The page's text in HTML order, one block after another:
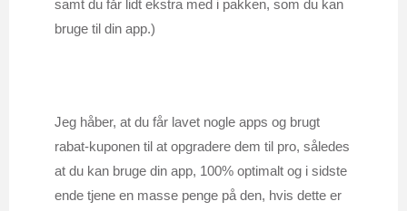
samt du får lidt ekstra med i pakken, som du kan
bruge til din app.)
Jeg håber, at du får lavet nogle apps og brugt
rabat-kuponen til at opgradere dem til pro, således
at du kan bruge din app, 100% optimalt og i sidste
ende tjene en masse penge på den, hvis dette er